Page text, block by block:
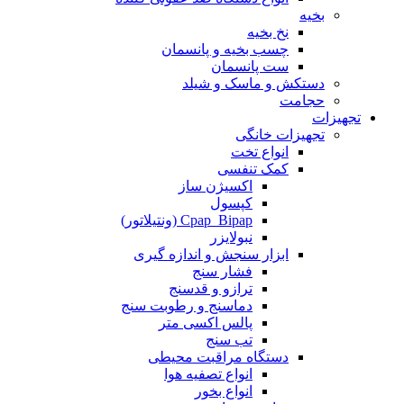
بخیه
نخ بخیه
چسب بخیه و پانسمان
ست پانسمان
دستکش و ماسک و شیلد
حجامت
تجهیزات
تجهیزات خانگی
انواع تخت
کمک تنفسی
اکسیژن ساز
کپسول
Cpap_Bipap (ونتیلاتور)
نبولایزر
ابزار سنجش و اندازه گیری
فشار سنج
ترازو و قدسنج
دماسنج و رطوبت سنج
پالس اکسی متر
تب سنج
دستگاه مراقبت محیطی
انواع تصفیه هوا
انواع بخور